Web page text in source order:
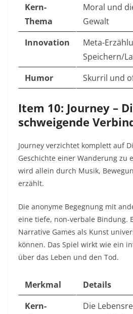
Kern-
Thema
Moral und
Gewalt
Innovation
Meta-
Speichern/
Humor
Skurril und
Item 10: Journey –
schweigende
Journey verzichtet komplett auf
Geschichte einer Wanderung zu
wird allein durch Musik,
erzählt.
Die anonyme Begegnung mit
eine tiefe, non-verbale Bindung.
Narrative Games als Kunst
können. Das Spiel wirkt wie ein
über das Leben und den Tod.
Merkmal
Details
Kern-
Die